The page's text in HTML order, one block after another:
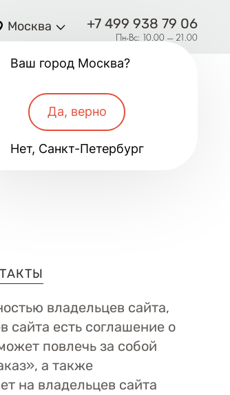
+7 499 938 79 06
Пн-Вс: 10.00 — 21.00
Москва
Ваш город Москва?
Да, верно
Нет, Санкт-Петербург
владельцев сайта,
сайта есть соглашение о
повлечь за собой
а также
на владельцев сайта